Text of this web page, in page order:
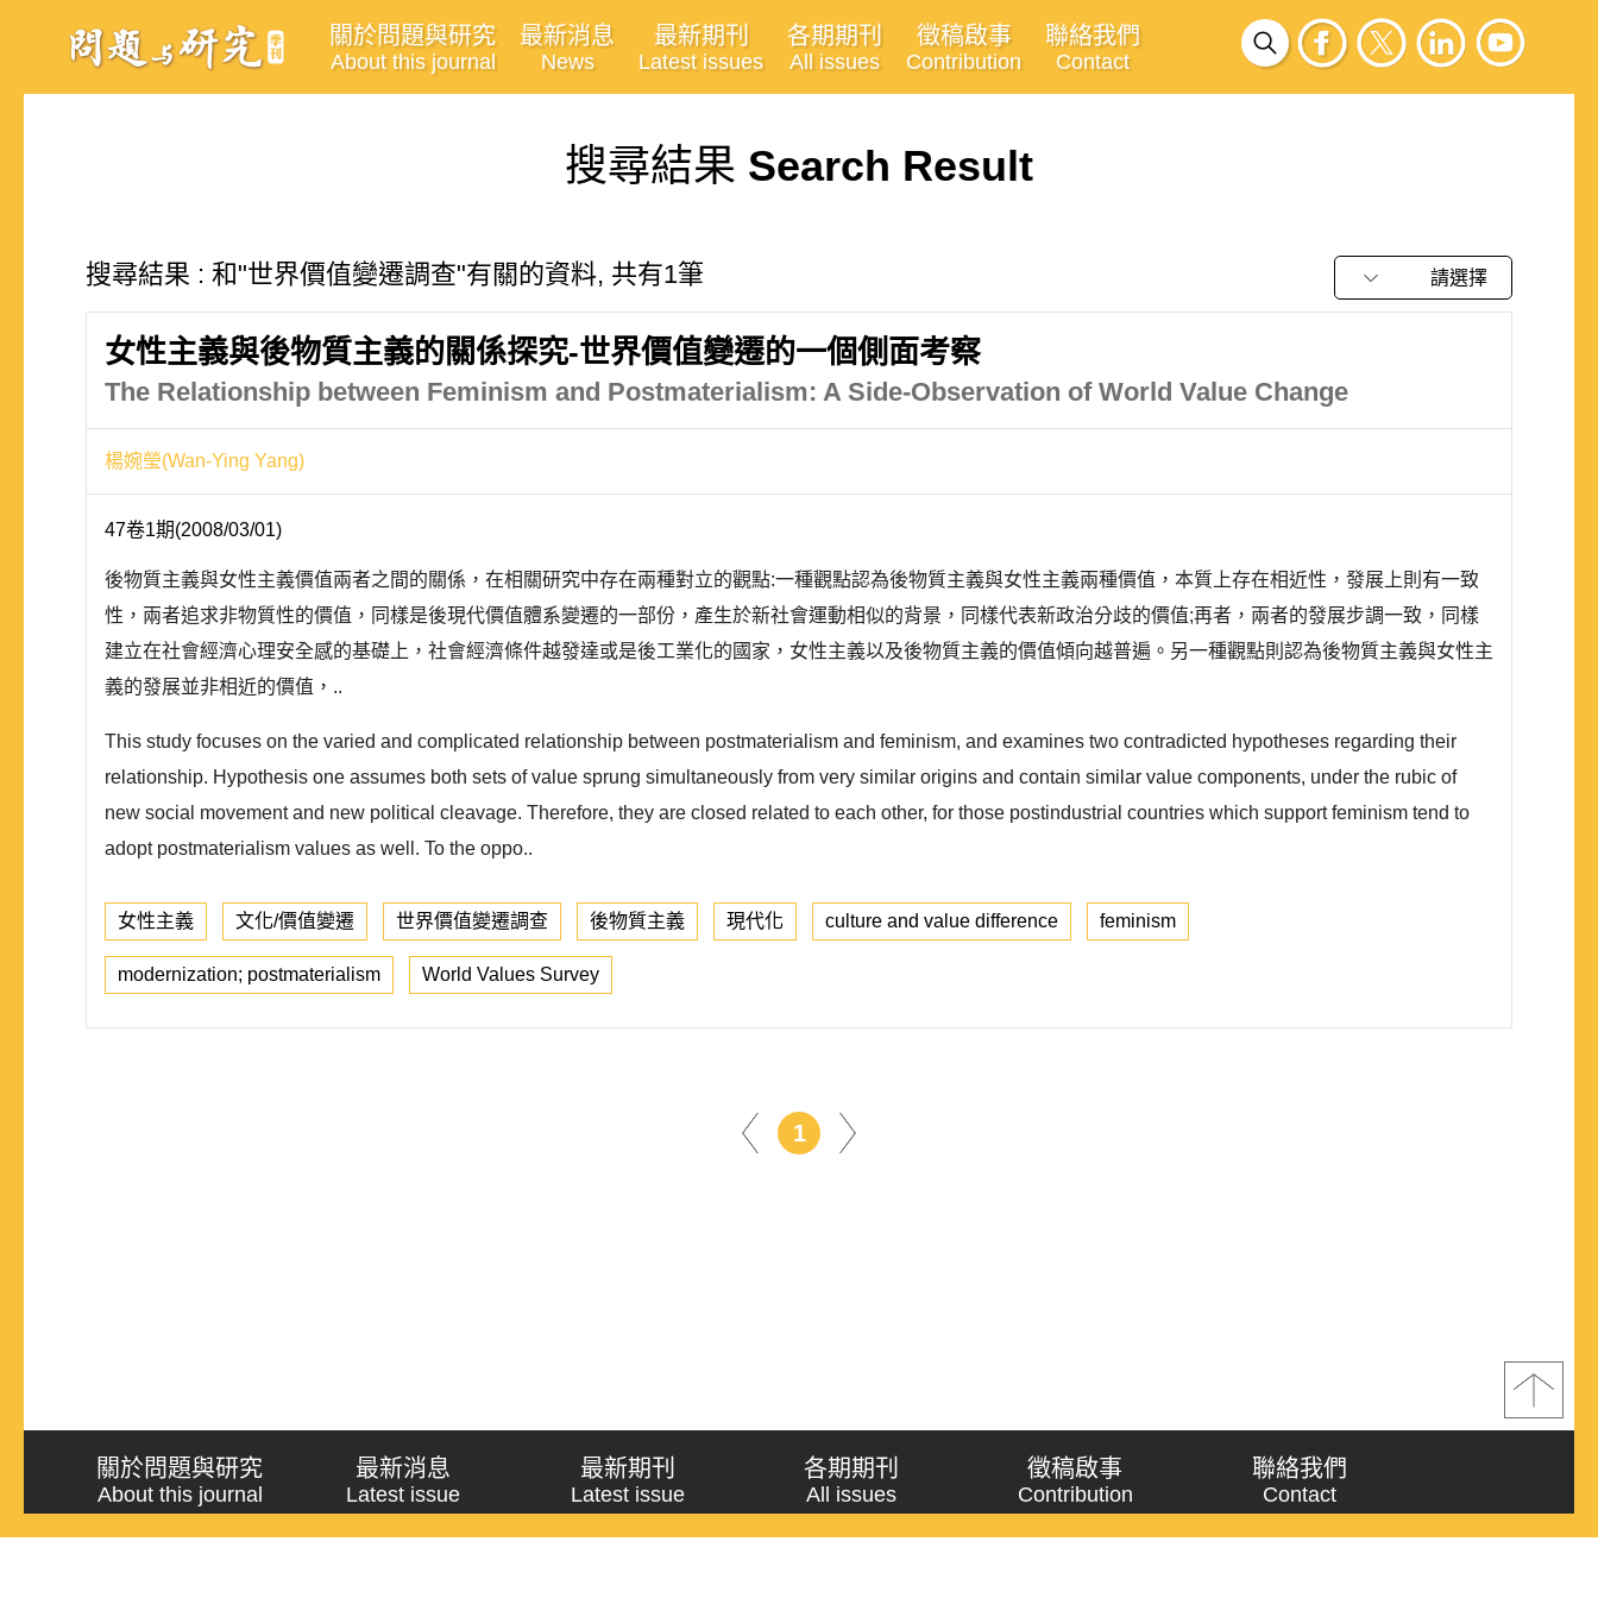
關於問題與研究
About this journal
最新消息
News
最新期刊
Latest issues
各期期刊
All issues
徵稿啟事
Contribution
聯絡我們
Contact
搜尋結果 Search Result
搜尋結果 : 和"世界價值變遷調查"有關的資料, 共有1筆 請選擇
女性主義與後物質主義的關係探究-世界價值變遷的一個側面考察
The Relationship between Feminism and Postmaterialism: A Side-Observation of World Value Change
楊婉瑩(Wan-Ying Yang)
47卷1期(2008/03/01)
後物質主義與女性主義價值兩者之間的關係，在相關研究中存在兩種對立的觀點:一種觀點認為後物質主義與女性主義兩種價值，本質上存在相近性，發展上則有一致
性，兩者追求非物質性的價值，同樣是後現代價值體系變遷的一部份，產生於新社會運動相似的背景，同樣代表新政治分歧的價值;再者，兩者的發展步調一致，同樣
建立在社會經濟心理安全感的基礎上，社會經濟條件越發達或是後工業化的國家，女性主義以及後物質主義的價值傾向越普遍。另一種觀點則認為後物質主義與女性主
義的發展並非相近的價值，..
This study focuses on the varied and complicated relationship between postmaterialism and feminism, and examines two contradicted hypotheses regarding their
relationship. Hypothesis one assumes both sets of value sprung simultaneously from very similar origins and contain similar value components, under the rubic of
new social movement and new political cleavage. Therefore, they are closed related to each other, for those postindustrial countries which support feminism tend to
adopt postmaterialism values as well. To the oppo..
女性主義 文化/價值變遷 世界價值變遷調查 後物質主義 現代化 culture and value difference feminism
modernization; postmaterialism World Values Survey
1
關於問題與研究
About this journal
最新消息
Latest issue
最新期刊
Latest issue
各期期刊
All issues
徵稿啟事
Contribution
聯絡我們
Contact